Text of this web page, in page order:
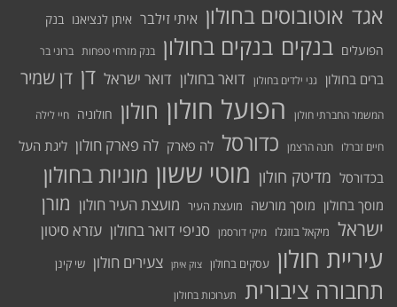
אגד אוטובוסים בחולון איתי זילבר איתן לנציאנו בנק
הפועלים בנקים בנקים בחולון בנק מזרחי טפחות ברוני בר
ברים בחולון גני ילדים בחולון דואר בחולון דואר ישראל דן דן שמיר
המשמר החברתי חולון הפועל חולון חולון חולוניה חיי לילה
חיים זברלו חנה הרצמן כדורסל לה פארק לה פארק חולון ליגת העל
בכדורסל מדיטק חולון מוטי ששון מוניות בחולון
מוסך בחולון מוסך מורשה מועצת העיר מועצת העיר חולון מורן
ישראל מיקאל בוזגלו מיקי דורסמן סניפי דואר בחולון עזרא סיטון
עיריית חולון עסקים בחולון צוק איתן צעירים חולון שי קינן
תחבורה ציבורית תערוכות בחולון